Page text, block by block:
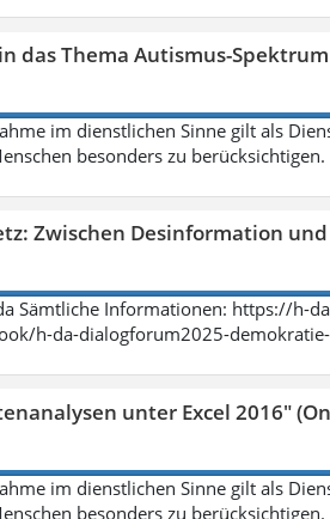
das Thema Autismus-
im dienstlichen Sinne gilt als
besonders zu berücksichtigen.
Zwischen Desinformation
Sämtliche Informationen: https://
h-da-dialogforum2025-
unter Excel 2016"
im dienstlichen Sinne gilt als
besonders zu berücksichtigen.